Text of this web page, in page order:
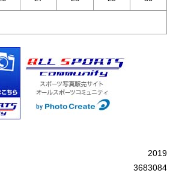
2019
3683084